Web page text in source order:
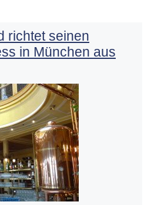
richtet seinen
in München aus